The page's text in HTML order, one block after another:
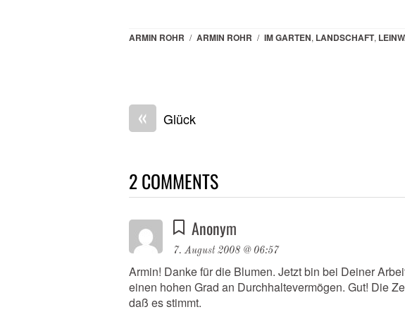
ARMIN ROHR / ARMIN ROHR / IM GARTEN, LANDSCHAFT,
« Glück
2 COMMENTS
Anonym
7. August 2008 @ 06:57
Armin! Danke für die Blumen. Jetzt bin bei Deiner
einen hohen Grad an Durchhaltevermögen. Gut! Die
daß es stimmt.